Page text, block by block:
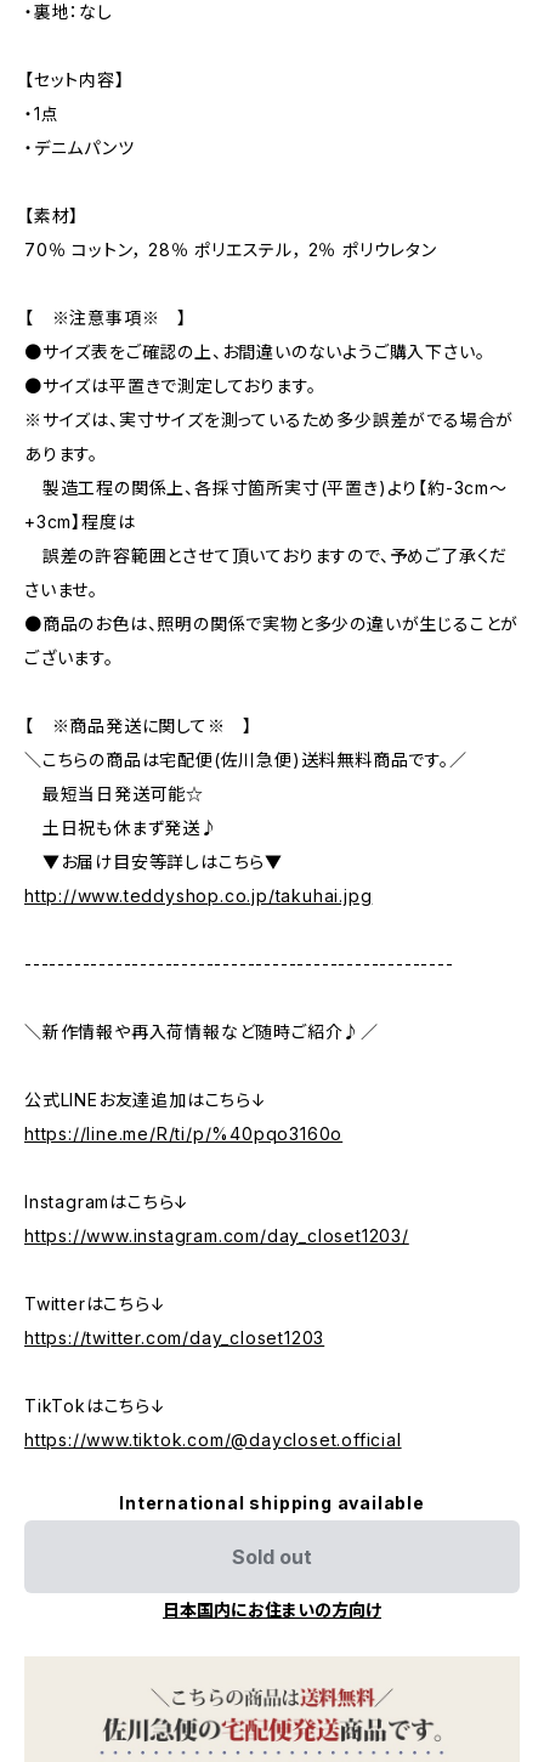
・裏地：なし
【セット内容】
・1点
・デニムパンツ
【素材】
70％ コットン， 28％ ポリエステル， 2％ ポリウレタン
【 ※注意事項※ 】
●サイズ表をご確認の上、お間違いのないようご購入下さい。
●サイズは平置きで測定しております。
※サイズは、実寸サイズを測っているため多少誤差がでる場合が
あります。
製造工程の関係上、各採寸箇所実寸(平置き)より【約-3cm〜
+3cm】程度は
誤差の許容範囲とさせて頂いておりますので、予めご了承くだ
さいませ。
●商品のお色は、照明の関係で実物と多少の違いが生じることが
ございます。
【 ※商品発送に関して※ 】
＼こちらの商品は宅配便(佐川急便)送料無料商品です。／
最短当日発送可能☆
土日祝も休まず発送♪
▼お届け目安等詳しはこちら▼
http://www.teddyshop.co.jp/takuhai.jpg
----------------------------------------------------
＼新作情報や再入荷情報など随時ご紹介♪／
公式LINEお友達追加はこちら↓
https://line.me/R/ti/p/%40pqo3160o
Instagramはこちら↓
https://www.instagram.com/day_closet1203/
Twitterはこちら↓
https://twitter.com/day_closet1203
TikTokはこちら↓
https://www.tiktok.com/@daycloset.official
International shipping available
Sold out
日本国内にお住まいの方向け